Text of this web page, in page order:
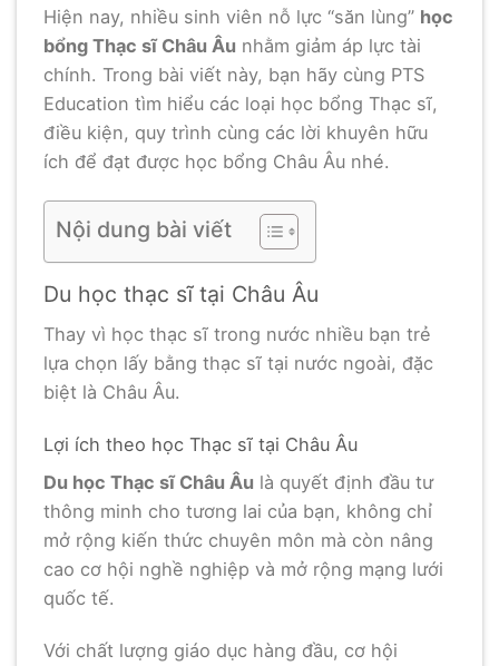
Hiện nay, nhiều sinh viên nỗ lực “săn lùng” học
bổng Thạc sĩ Châu Âu nhằm giảm áp lực tài
chính. Trong bài viết này, bạn hãy cùng PTS
Education tìm hiểu các loại học bổng Thạc sĩ,
điều kiện, quy trình cùng các lời khuyên hữu
ích để đạt được học bổng Châu Âu nhé.
Nội dung bài viết
Du học thạc sĩ tại Châu Âu
Thay vì học thạc sĩ trong nước nhiều bạn trẻ
lựa chọn lấy bằng thạc sĩ tại nước ngoài, đặc
biệt là Châu Âu.
Lợi ích theo học Thạc sĩ tại Châu Âu
Du học Thạc sĩ Châu Âu là quyết định đầu tư
thông minh cho tương lai của bạn, không chỉ
mở rộng kiến thức chuyên môn mà còn nâng
cao cơ hội nghề nghiệp và mở rộng mạng lưới
quốc tế.
Với chất lượng giáo dục hàng đầu, cơ hội